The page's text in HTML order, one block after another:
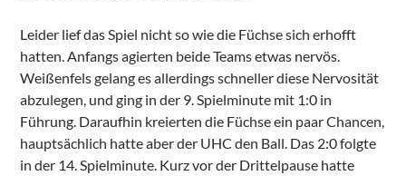
Leider lief das Spiel nicht so wie die Füchse sich erhofft
hatten. Anfangs agierten beide Teams etwas nervös.
Weißenfels gelang es allerdings schneller diese Nervosität
abzulegen, und ging in der 9. Spielminute mit 1:0 in
Führung. Daraufhin kreierten die Füchse ein paar Chancen,
hauptsächlich hatte aber der UHC den Ball. Das 2:0 folgte
in der 14. Spielminute. Kurz vor der Drittelpause hatte